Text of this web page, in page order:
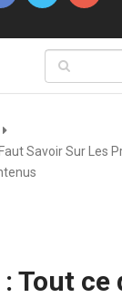
Savoir Sur Les
Tout ce